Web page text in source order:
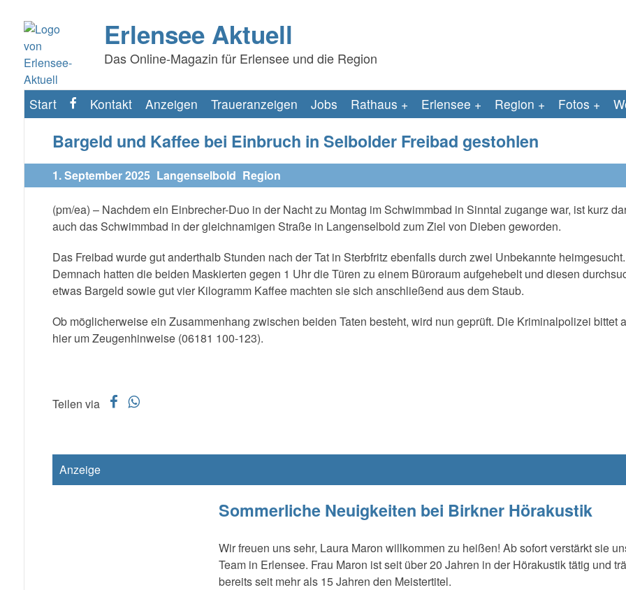
Erlensee Aktuell
Das Online-Magazin für Erlensee und die Region
Start f Kontakt Anzeigen Traueranzeigen Jobs Rathaus Erlensee Region Fotos
Bargeld und Kaffee bei Einbruch in Selbolder Freibad gestohlen
1. September 2025 Langenselbold Region
(pm/ea) – Nachdem ein Einbrecher-Duo in der Nacht zu Montag im Schwimmbad in Sinntal zugange war, ist kurz
auch das Schwimmbad in der gleichnamigen Straße in Langenselbold zum Ziel von Dieben geworden.
Das Freibad wurde gut anderthalb Stunden nach der Tat in Sterbfritz ebenfalls durch zwei Unbekannte heimgesucht.
Demnach hatten die beiden Maskierten gegen 1 Uhr die Türen zu einem Büroraum aufgehebelt und diesen
etwas Bargeld sowie gut vier Kilogramm Kaffee machten sie sich anschließend aus dem Staub.
Ob möglicherweise ein Zusammenhang zwischen beiden Taten besteht, wird nun geprüft. Die Kriminalpolizei bittet
hier um Zeugenhinweise (06181 100-123).
Teilen via f w
Anzeige
Sommerliche Neuigkeiten bei Birkner Hörakustik
Wir freuen uns sehr, Laura Maron willkommen zu heißen! Ab sofort verstärkt sie
Team in Erlensee. Frau Maron ist seit über 20 Jahren in der Hörakustik tätig und
bereits seit mehr als 15 Jahren den Meistertitel.